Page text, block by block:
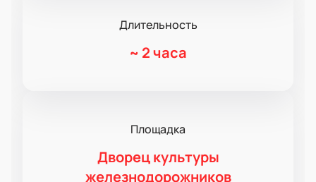
Длительность
~ 2 часа
Площадка
Дворец культуры
железнодорожников